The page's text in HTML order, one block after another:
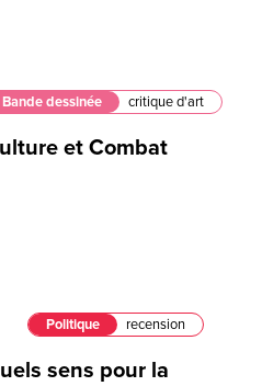
Bande dessinée critique d'art
et Combat
Politique recension
sens pour la